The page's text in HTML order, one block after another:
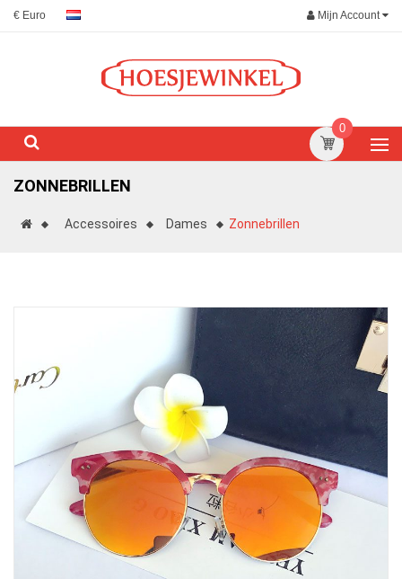
€ Euro Mijn Account
0
ZONNEBRILLEN
Accessoires Dames Zonnebrillen